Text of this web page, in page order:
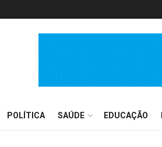
POLÍTICA SAÚDE EDUCAÇÃO